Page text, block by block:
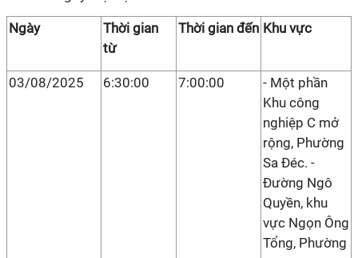
Ngày
Thời gian
từ
Thời gian đến Khu vực
03/08/2025 6:30:00 7:00:00
- Một phần
Khu công
nghiệp C mở
rộng, Phường
Sa Đéc. -
Đường Ngô
Quyền, khu
vực Ngọn Ông
Tổng, Phường